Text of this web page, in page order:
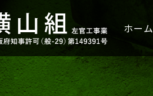
ホーム